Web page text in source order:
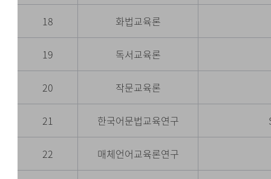
18 화법교육론
19 독서교육론
20 작문교육론
21 한국어문법교육연구
22 매체언어교육론연구